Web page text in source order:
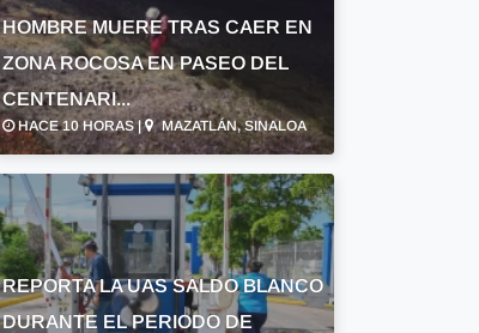
HOMBRE MUERE TRAS CAER EN
ZONA ROCOSA EN PASEO DEL
CENTENARI...
HACE 10 HORAS | MAZATLÁN, SINALOA
REPORTA LA UAS SALDO BLANCO
DURANTE EL PERIODO DE